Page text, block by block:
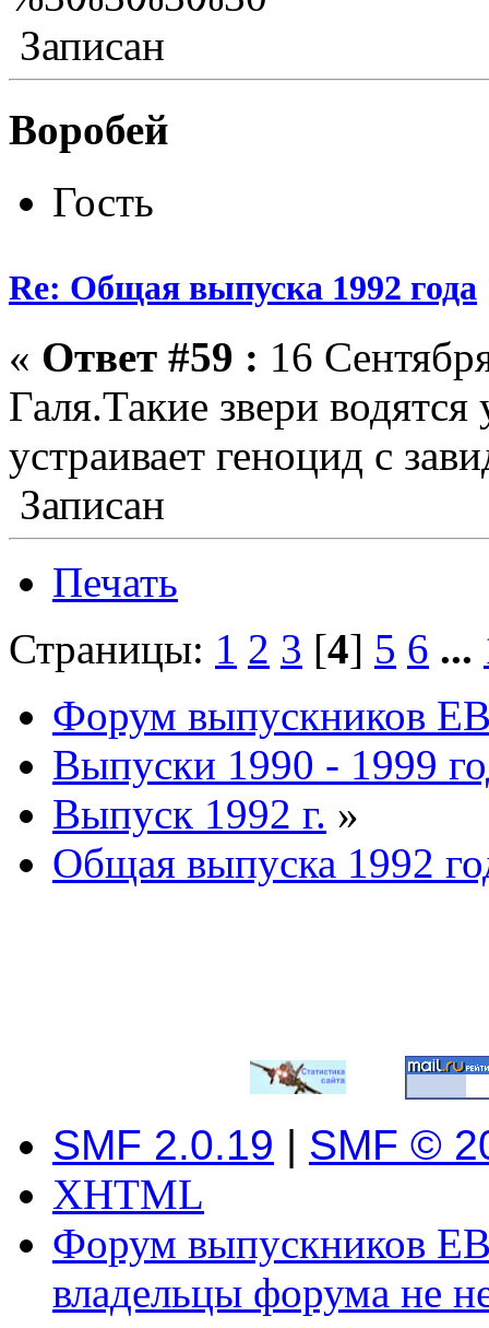
Записан
Воробей
Гость
Re: Общая выпуска 1992 года
« Ответ #59 : 16
Галя.Такие звери
устраивает геноцид с
Записан
Печать
Страницы: 1 2 3 [4] 5 6 ...
Форум выпускников
Выпуски 1990 - 1999
Выпуск 1992 г. »
Общая выпуска 1992
SMF 2.0.19 | SMF ©
XHTML
Форум выпускников
владельцы форума не